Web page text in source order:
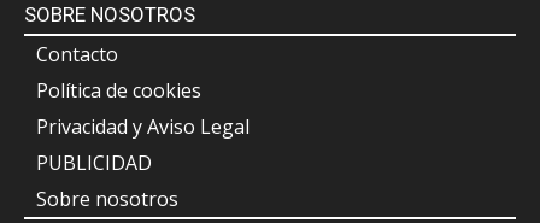
SOBRE NOSOTROS
Contacto
Política de cookies
Privacidad y Aviso Legal
PUBLICIDAD
Sobre nosotros